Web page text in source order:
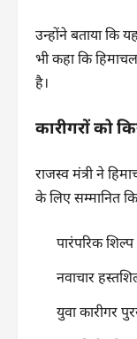
उन्होंने बताया कि
भी कहा कि
है।
कारीगरों को
राजस्व मंत्री ने
के लिए सम्मानित
पारंपरिक
नवाचार
युवा कारीगर